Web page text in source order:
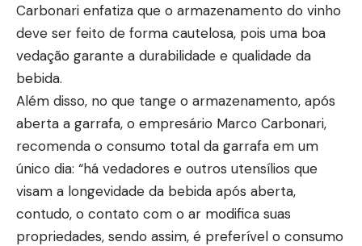
Carbonari enfatiza que o armazenamento do vinho
deve ser feito de forma cautelosa, pois uma boa
vedação garante a durabilidade e qualidade da
bebida.
Além disso, no que tange o armazenamento, após
aberta a garrafa, o empresário Marco Carbonari,
recomenda o consumo total da garrafa em um
único dia: “há vedadores e outros utensílios que
visam a longevidade da bebida após aberta,
contudo, o contato com o ar modifica suas
propriedades, sendo assim, é preferível o consumo